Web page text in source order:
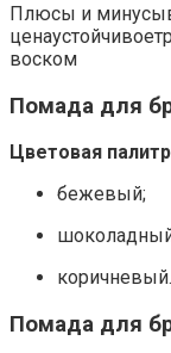
Плюсы и
воском
Помада для
Цветовая
бежевый;
коричневый.
Помада для